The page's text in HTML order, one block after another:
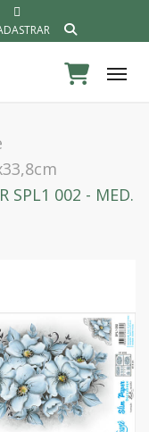
SPL1 002 - MED.